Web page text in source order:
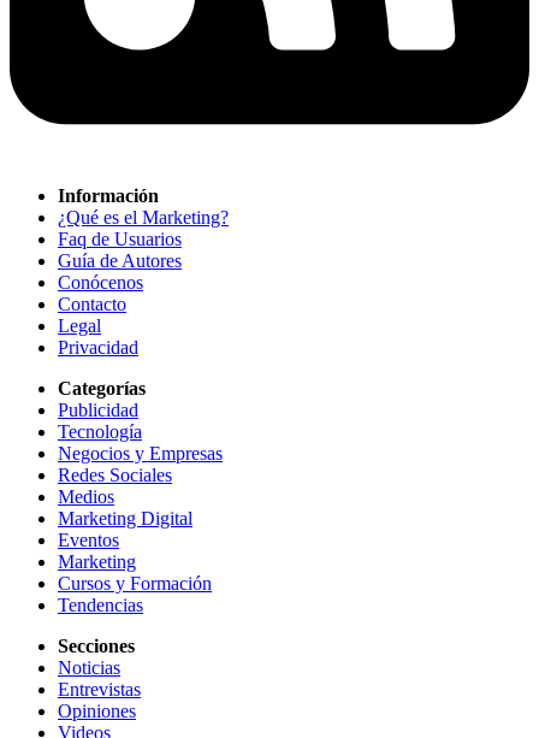
Información
¿Qué es el Marketing?
Faq de Usuarios
Guía de Autores
Conócenos
Contacto
Legal
Privacidad
Categorías
Publicidad
Tecnología
Negocios y Empresas
Redes Sociales
Medios
Marketing Digital
Eventos
Marketing
Cursos y Formación
Tendencias
Secciones
Noticias
Entrevistas
Opiniones
Videos